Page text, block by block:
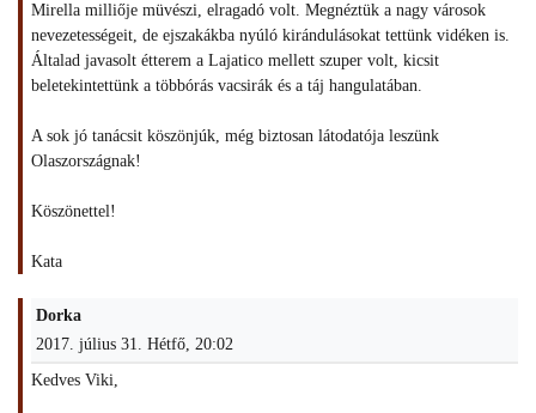
Mirella milliője müvészi, elragadó volt. Megnéztük a nagy városok
nevezetességeit, de ejszakákba nyúló kirándulásokat tettünk vidéken is.
Általad javasolt étterem a Lajatico mellett szuper volt, kicsit
beletekintettünk a többórás vacsirák és a táj hangulatában.
A sok jó tanácsit köszönjúk, még biztosan látodatója leszünk
Olaszországnak!
Köszönettel!
Kata
Dorka
2017. július 31. Hétfő, 20:02
Kedves Viki,